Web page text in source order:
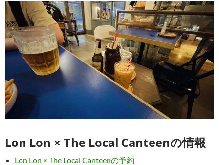
Lon Lon × The Local Canteenの情報
Lon Lon × The Local Canteenの予約